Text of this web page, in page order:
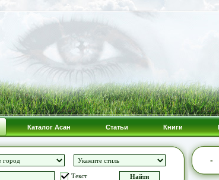
Каталог Асан Статьи Книги
Текст
-